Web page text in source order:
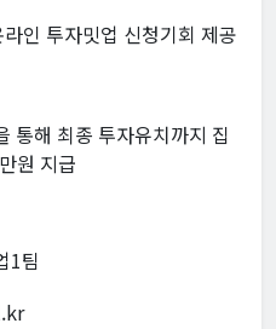
인 투자밋업 신청기회 제공
통해 최종 투자유치까지 집
원 지급
1팀